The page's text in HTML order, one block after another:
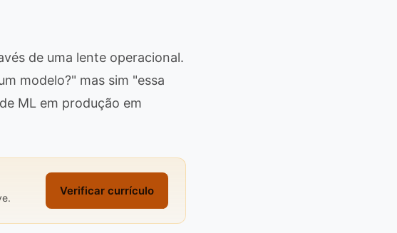
de uma lente operacional.
modelo?" mas sim "essa
ML em produção em
Verificar currículo